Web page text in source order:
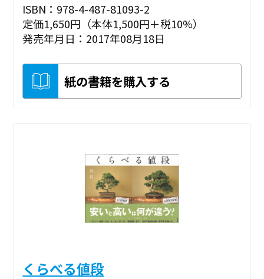
ISBN：978-4-487-81093-2
定価1,650円（本体1,500円＋税10%）
発売年月日：2017年08月18日
紙の書籍を購入する
くらべる値段